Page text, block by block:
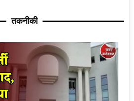
तकनीकी